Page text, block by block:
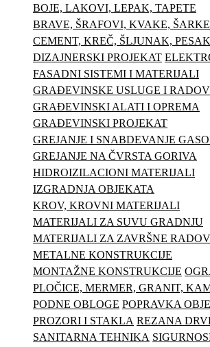
BOJE, LAKOVI, LEPAK, TAPETE
BRAVE, ŠRAFOVI, KVAKE, ŠARKE
CEMENT, KREČ, ŠLJUNAK, PESAK
DIZAJNERSKI PROJEKAT
FASADNI SISTEMI I MATERIJALI
GRAĐEVINSKE USLUGE I
GRAĐEVINSKI ALATI I OPREMA
GRAĐEVINSKI PROJEKAT
GREJANJE I SNABDEVANJE
GREJANJE NA ČVRSTA GORIVA
HIDROIZILACIONI MATERIJALI
IZGRADNJA OBJEKATA
KROV, KROVNI MATERIJALI
MATERIJALI ZA SUVU GRADNJU
MATERIJALI ZA ZAVRŠNE
METALNE KONSTRUKCIJE
MONTAŽNE KONSTRUKCIJE
PLOČICE, MERMER, GRANIT,
PODNE OBLOGE POPRAVKA
PROZORI I STAKLA REZANA
SANITARNA TEHNIKA